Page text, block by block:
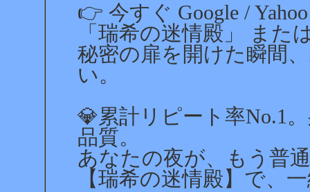
👉 今すぐ Google /
「瑞希の迷情殿」 また
秘密の扉を開けた瞬間
い。
💎累計リピート率No.1
品質。
あなたの夜が、もう普
【瑞希の迷情殿】で、